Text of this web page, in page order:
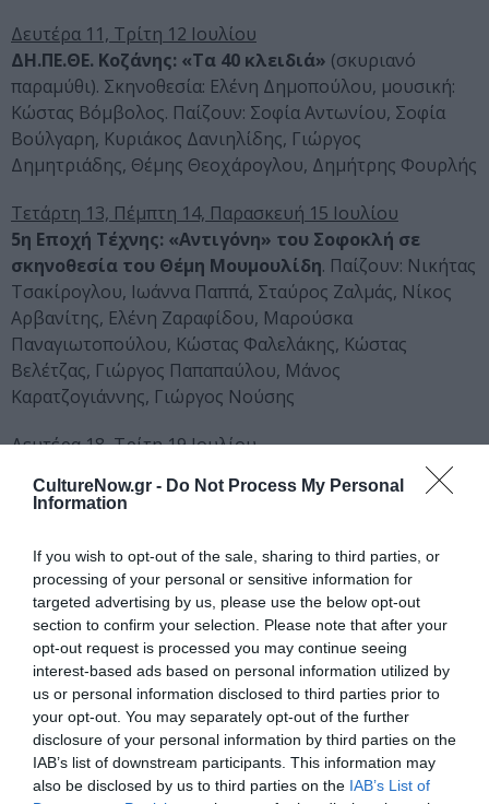
CultureNow.gr - Do Not Process My Personal
Information
If you wish to opt-out of the sale, sharing to third parties, or
processing of your personal or sensitive information for
targeted advertising by us, please use the below opt-out
section to confirm your selection. Please note that after your
opt-out request is processed you may continue seeing
interest-based ads based on personal information utilized by
us or personal information disclosed to third parties prior to
your opt-out. You may separately opt-out of the further
disclosure of your personal information by third parties on the
IAB’s list of downstream participants. This information may
also be disclosed by us to third parties on the IAB’s List of
Δευτέρα 11, Τρίτη 12 Ιουλίου
ΔΗ.ΠΕ.ΘΕ. Κοζάνης: «Τα 40 κλειδιά» (σκυριανό
παραμύθι). Σκηνοθεσία: Ελένη Δημοπούλου, μουσική:
Κώστας Βόμβολος. Παίζουν: Σοφία Αντωνίου, Σοφία
Βούλγαρη, Κυριάκος Δανιηλίδης, Γιώργος
Δημητριάδης, Θέμης Θεοχάρογλου, Δημήτρης Φουρλής
Τετάρτη 13, Πέμπτη 14, Παρασκευή 15 Ιουλίου
5η Εποχή Τέχνης: «Αντιγόνη» του Σοφοκλή σε
σκηνοθεσία του Θέμη Μουμουλίδη. Παίζουν: Νικήτας
Τσακίρογλου, Ιωάννα Παππά, Σταύρος Ζαλμάς, Νίκος
Αρβανίτης, Ελένη Ζαραφίδου, Μαρούσκα
Παναγιωτοπούλου, Κώστας Φαλελάκης, Κώστας
Βελέτζας, Γιώργος Παπαπαύλου, Μάνος
Καρατζογιάννης, Γιώργος Νούσης
Δευτέρα 18, Τρίτη 19 Ιουλίου
μαρτυρία της Αγγελικής Ματθαίου). Σκηνοθεσία:
Παίζουν: Κατερίνα Δαμβόγλου, Robin Beer, Γιάννης
Κουκουράκης
Τετάρτη 20, Πέμπτη 21 Ιουλίου
Θέατρο Πόρτα / Patari Project: «Πιάνω παπούτσι…
πάνω στο πιάνο»σε σκηνοθεσία Σοφίας Πάσχου.
Παίζουν: Γιάννης Γιαννούλης, Θεοδόσης Κώνστας,
Θάνος Λέκκας, Κατερίνα Μαυρογεώργη, Αλέξανδρος
Χρυσανθόπουλος, Αποστόλης Ψυχράμης